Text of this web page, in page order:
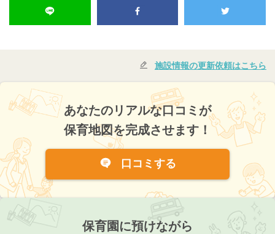
施設情報の更新依頼はこちら
あなたのリアルな口コミが
保育地図を完成させます！
口コミする
保育園に預けながら